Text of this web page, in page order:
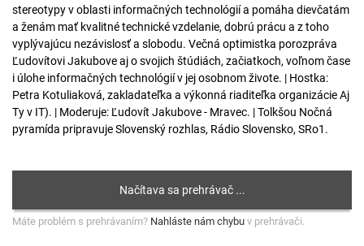
stereotypy v oblasti informačných technológií a pomáha dievčatám
a ženám mať kvalitné technické vzdelanie, dobrú prácu a z toho
vyplývajúcu nezávislosť a slobodu. Večná optimistka porozpráva
Ľudovítovi Jakubove aj o svojich štúdiách, začiatkoch, voľnom čase
i úlohe informačných technológií v jej osobnom živote. | Hostka:
Petra Kotuliaková, zakladateľka a výkonná riaditeľka organizácie Aj
Ty v IT). | Moderuje: Ľudovít Jakubove - Mravec. | Tolkšou Nočná
pyramída pripravuje Slovenský rozhlas, Rádio Slovensko, SRo1.
Máte problém s prehrávaním? Nahláste nám chybu v prehrávači.